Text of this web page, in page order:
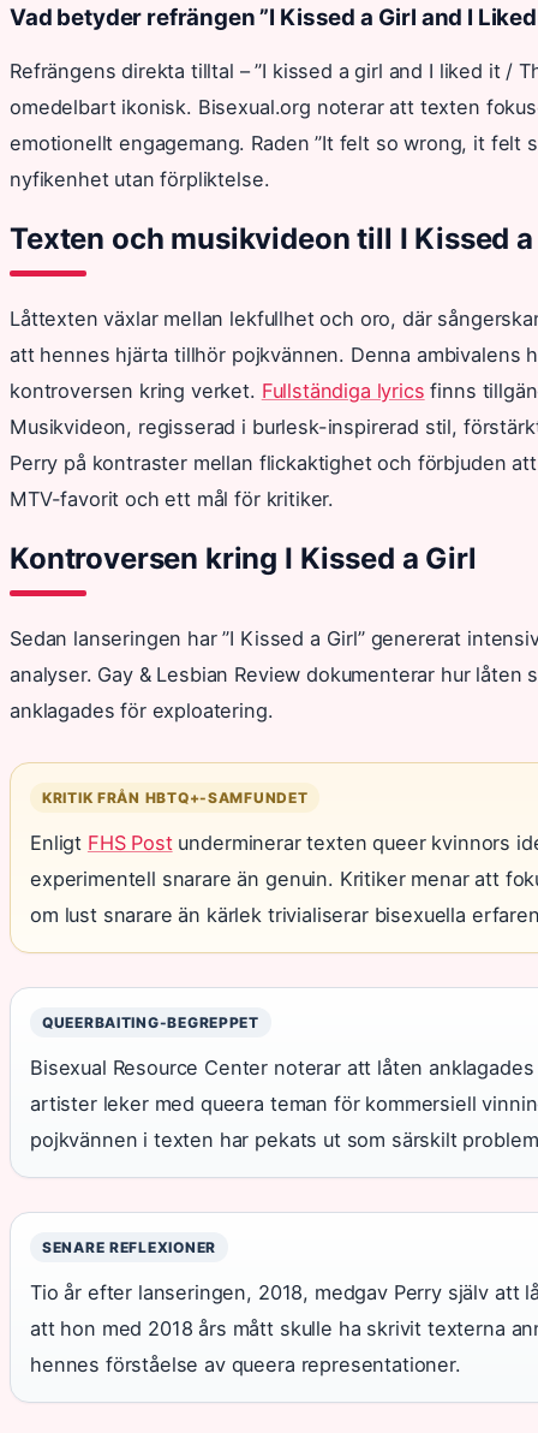
Vad betyder refrängen ”I Kissed a Girl and I Liked
Refrängens direkta tilltal – ”I kissed a girl and I liked it /
omedelbart ikonisk. Bisexual.org noterar att texten
emotionellt engagemang. Raden ”It felt so wrong, it felt
nyfikenhet utan förpliktelse.
Texten och musikvideon till I Kissed
Låttexten växlar mellan lekfullhet och oro, där
att hennes hjärta tillhör pojkvännen. Denna ambivalens
kontroversen kring verket. Fullständiga lyrics finns
Musikvideon, regisserad i burlesk-inspirerad stil,
Perry på kontraster mellan flickaktighet och förbjuden
MTV-favorit och ett mål för kritiker.
Kontroversen kring I Kissed a Girl
Sedan lanseringen har ”I Kissed a Girl” genererat
analyser. Gay & Lesbian Review dokumenterar hur
anklagades för exploatering.
KRITIK FRÅN HBTQ+-SAMFUNDET
Enligt FHS Postunderminerar texten queer kvinnors
experimentell snarare än genuin. Kritiker menar att
om lust snarare än kärlek trivialiserar bisexuella
QUEERBAITING-BEGREPPET
Bisexual Resource Center noterar att låten
artister leker med queera teman för kommersiell
pojkvännen i texten har pekats ut som särskilt
SENARE REFLEXIONER
Tio år efter lanseringen, 2018, medgav Perry själv att
att hon med 2018 års mått skulle ha skrivit texterna
hennes förståelse av queera representationer.